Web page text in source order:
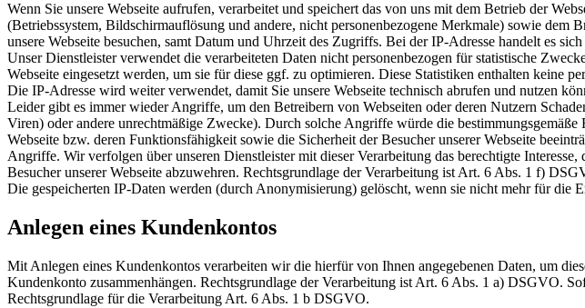
Wenn Sie unsere Webseite aufrufen, verarbeitet und speichert das von uns mit dem Betrieb der
(Betriebssystem, Bildschirmauflösung und andere, nicht personenbezogene Merkmale) sowie dem
unsere Webseite besuchen, samt Datum und Uhrzeit des Zugriffs. Bei der IP-Adresse handelt es
Unser Dienstleister verwendet die verarbeiteten Daten nicht personenbezogen für statistische
Webseite eingesetzt werden, um sie für diese ggf. zu optimieren. Diese Statistiken enthalten keine
Die IP-Adresse wird weiter verwendet, damit Sie unsere Webseite technisch abrufen und nutzen
Leider gibt es immer wieder Angriffe, um den Betreibern von Webseiten oder deren Nutzern
Viren) oder andere unrechtmäßige Zwecke). Durch solche Angriffe würde die
Webseite bzw. deren Funktionsfähigkeit sowie die Sicherheit der Besucher unserer Webseite
Angriffe. Wir verfolgen über unseren Dienstleister mit dieser Verarbeitung das berechtigte
Besucher unserer Webseite abzuwehren. Rechtsgrundlage der Verarbeitung ist Art. 6 Abs. 1 f)
Die gespeicherten IP-Daten werden (durch Anonymisierung) gelöscht, wenn sie nicht mehr für die
Anlegen eines Kundenkontos
Mit Anlegen eines Kundenkontos verarbeiten wir die hierfür von Ihnen angegebenen Daten, um
Kundenkonto zusammenhängen. Rechtsgrundlage der Verarbeitung ist Art. 6 Abs. 1 a) DSGVO.
Rechtsgrundlage für die Verarbeitung Art. 6 Abs. 1 b DSGVO.